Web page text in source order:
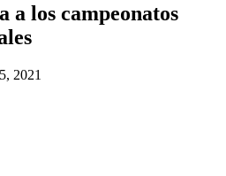
a los campeonatos
2021